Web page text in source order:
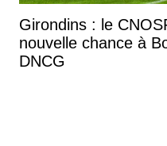
Girondins : le
nouvelle chance à
DNCG